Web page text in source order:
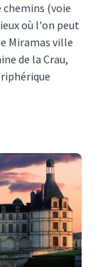
chemins (voie
où l'on peut
Miramas ville
de la Crau,